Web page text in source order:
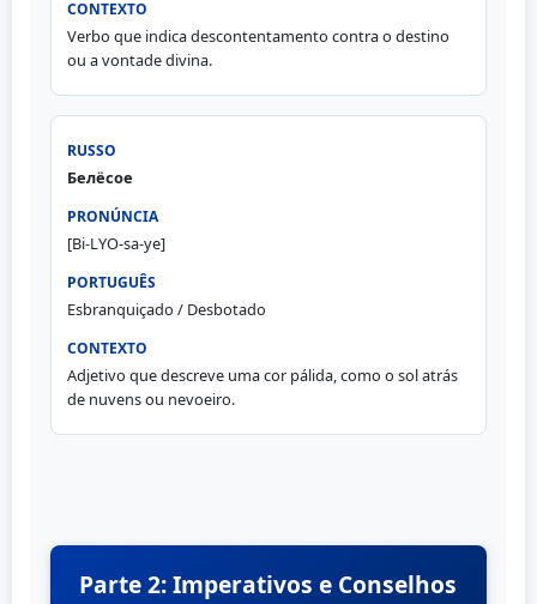
Verbo que indica descontentamento contra o destino
ou a vontade divina.
Белёсое
[Bi-LYO-sa-ye]
Esbranquiçado / Desbotado
Adjetivo que descreve uma cor pálida, como o sol atrás
de nuvens ou nevoeiro.
Parte 2: Imperativos e Conselhos